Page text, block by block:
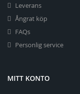
Leverans
Ångrat köp
FAQs
Personlig service
MITT KONTO